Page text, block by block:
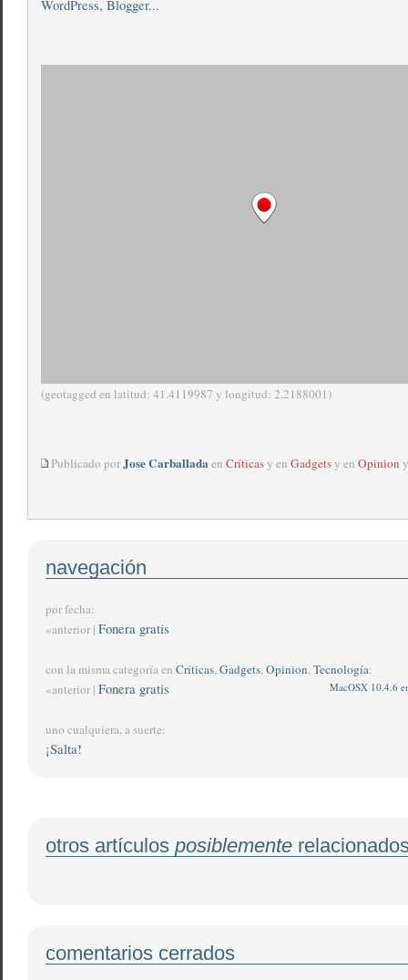
(geotagged en latitud: 41.4119987 y longitud: 2.2188001)
Publicado porJose Carballadaen Críticasy en Gadgetsy en Opinion
navegación
por fecha:
«anterior | Fonera gratis
con la misma categoría en Críticas,Gadgets,Opinion,Tecnología:
MacOSX 10.4.6
«anterior | Fonera gratis
uno cualquiera, a suerte:
¡Salta!
otros artículos posiblemente
comentarios cerrados